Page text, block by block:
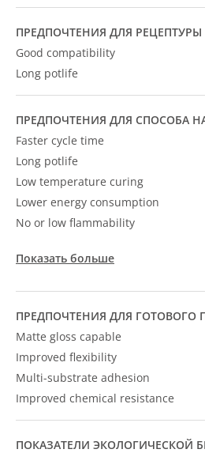
ПРЕДПОЧТЕНИЯ ДЛЯ РЕЦЕПТУРЫ
Good compatibility
Long potlife
ПРЕДПОЧТЕНИЯ ДЛЯ СПОСОБА
Faster cycle time
Long potlife
Low temperature curing
Lower energy consumption
No or low flammability
Показать больше
ПРЕДПОЧТЕНИЯ ДЛЯ ГОТОВОГО
Matte gloss capable
Improved flexibility
Multi-substrate adhesion
Improved chemical resistance
ПОКАЗАТЕЛИ ЭКОЛОГИЧЕСКОЙ